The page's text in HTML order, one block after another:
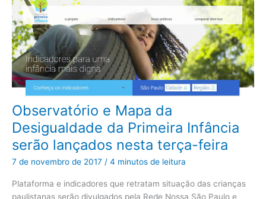
Observatório e Mapa da
Desigualdade da Primeira Infância
serão lançados nesta terça-feira
7 de novembro de 2017 / 4 minutos de leitura
Plataforma e indicadores que retratam situação das crianças
paulistanas serão divulgados pela Rede Nossa São Paulo e
Observatório
e
Mapa
da
Desigualdade
da
Primeira
Infância
serão
nesta
terça-